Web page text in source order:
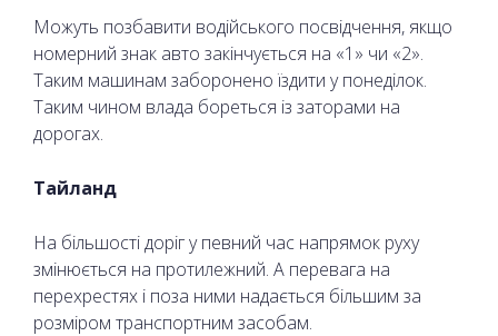
Можуть позбавити водійського посвідчення, якщо
номерний знак авто закінчується на «1» чи «2».
Таким машинам заборонено їздити у понеділок.
Таким чином влада бореться із заторами на
дорогах.
Тайланд
На більшості доріг у певний час напрямок руху
змінюється на протилежний. А перевага на
перехрестях і поза ними надається більшим за
розміром транспортним засобам.